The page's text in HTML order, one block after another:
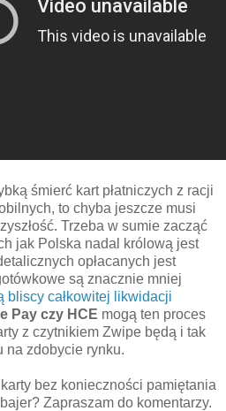
śmierć kart płatniczych z racji
to chyba jeszcze musi
Trzeba w sumie zacząć
jak Polska nadal królową jest
opłacanych jest
są znacznie mniej
bliscy całkowitej likwidacji
Pay czy HCE mogą ten proces
z czytnikiem Zwipe będą i tak
na zdobycie rynku.
bez konieczności pamiętania
Zapraszam do komentarzy.